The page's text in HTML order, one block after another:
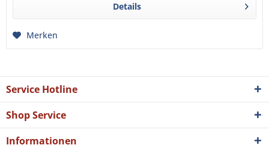
Details
Merken
Service Hotline
Shop Service
Informationen